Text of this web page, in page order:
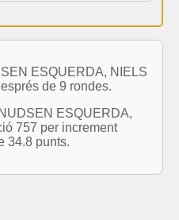
ESQUERDA, NIELS
de 9 rondes.
ESQUERDA,
757 per increment
34.8 punts.